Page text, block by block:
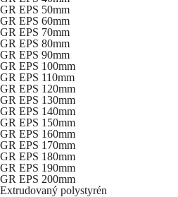
GR EPS 50mm
GR EPS 60mm
GR EPS 70mm
GR EPS 80mm
GR EPS 90mm
GR EPS 100mm
GR EPS 110mm
GR EPS 120mm
GR EPS 130mm
GR EPS 140mm
GR EPS 150mm
GR EPS 160mm
GR EPS 170mm
GR EPS 180mm
GR EPS 190mm
GR EPS 200mm
Extrudovaný polystyrén